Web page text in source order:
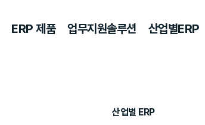
ERP 제품 업무지원솔루션 산업별ERP
산업별 ERP